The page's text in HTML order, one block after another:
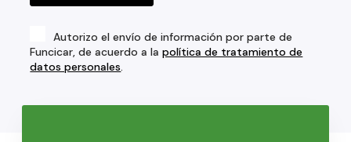
Autorizo el envío de información por parte de
Funcicar, de acuerdo a lapolítica de tratamiento de
datos personales.